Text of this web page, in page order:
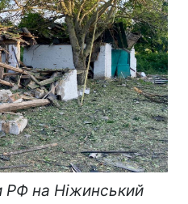
РФ на Ніжинський